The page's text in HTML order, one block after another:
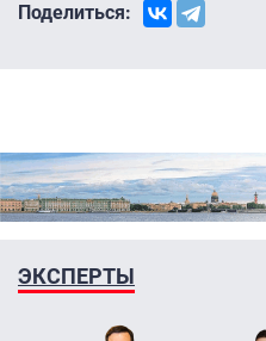
Поделиться:
ЭКСПЕРТЫ